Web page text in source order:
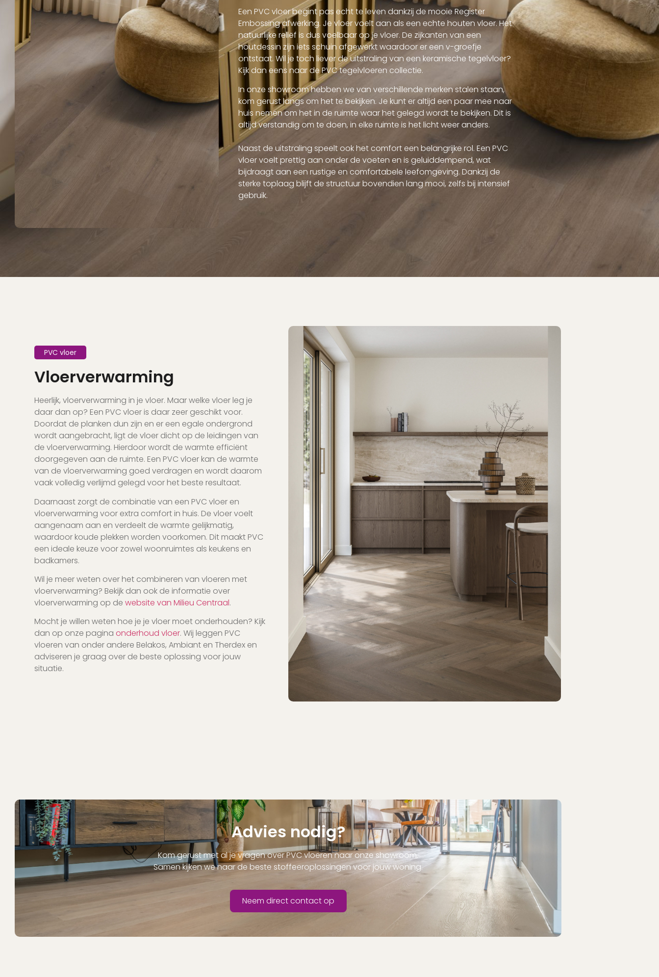
Een PVC vloer begint pas echt te leven dankzij de mooie Register
Embossing afwerking. Je vloer voelt aan als een echte houten vloer. Het
natuurlijke reliëf is dus voelbaar op je vloer. De zijkanten van een
houtdessin zijn iets schuin afgewerkt waardoor er een v-groefje
ontstaat. Wil je toch liever de uitstraling van een keramische tegelvloer?
Kijk dan eens naar de PVC tegelvloeren collectie.
In onze showroom hebben we van verschillende merken stalen staan,
kom gerust langs om het te bekijken. Je kunt er altijd een paar mee naar
huis nemen om het in de ruimte waar het gelegd wordt te bekijken. Dit is
altijd verstandig om te doen, in elke ruimte is het licht weer anders.
Naast de uitstraling speelt ook het comfort een belangrijke rol. Een PVC
vloer voelt prettig aan onder de voeten en is geluiddempend, wat
bijdraagt aan een rustige en comfortabele leefomgeving. Dankzij de
sterke toplaag blijft de structuur bovendien lang mooi, zelfs bij intensief
gebruik.
PVC vloer
Vloerverwarming
Heerlijk, vloerverwarming in je vloer. Maar welke vloer leg je
daar dan op? Een PVC vloer is daar zeer geschikt voor.
Doordat de planken dun zijn en er een egale ondergrond
wordt aangebracht, ligt de vloer dicht op de leidingen van
de vloerverwarming. Hierdoor wordt de warmte efficiënt
doorgegeven aan de ruimte. Een PVC vloer kan de warmte
van de vloerverwarming goed verdragen en wordt daarom
vaak volledig verlijmd gelegd voor het beste resultaat.
Daarnaast zorgt de combinatie van een PVC vloer en
vloerverwarming voor extra comfort in huis. De vloer voelt
aangenaam aan en verdeelt de warmte gelijkmatig,
waardoor koude plekken worden voorkomen. Dit maakt PVC
een ideale keuze voor zowel woonruimtes als keukens en
badkamers.
Wil je meer weten over het combineren van vloeren met
vloerverwarming? Bekijk dan ook de informatie over
vloerverwarming op de website van Milieu Centraal.
Mocht je willen weten hoe je je vloer moet onderhouden? Kijk
dan op onze pagina onderhoud vloer. Wij leggen PVC
vloeren van onder andere Belakos, Ambiant en Therdex en
adviseren je graag over de beste oplossing voor jouw
situatie.
Advies nodig?
Kom gerust met al je vragen over PVC vloeren naar onze showroom.
Samen kijken we naar de beste stoffeeroplossingen voor jouw woning.
Neem direct contact op